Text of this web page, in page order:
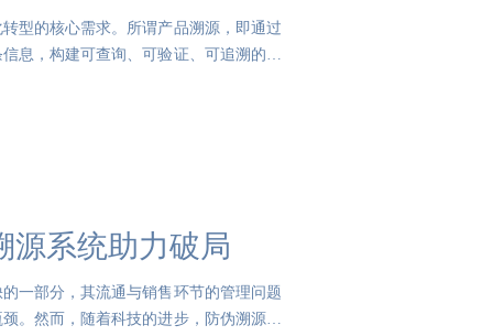
型的核心需求。所谓产品溯源，即通过
息，构建可查询、可验证、可追溯的透
源系统助力破局
一部分，其流通与销售环节的管理问题
。然而，随着科技的进步，防伪溯源系